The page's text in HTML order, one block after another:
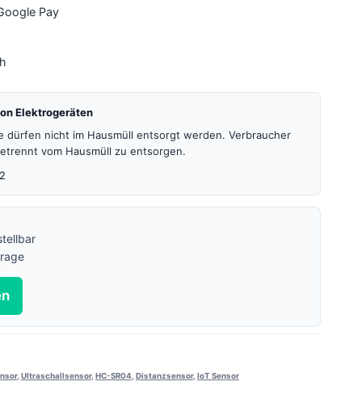
Pay
Elektrogeräten
dürfen nicht im Hausmüll entsorgt werden. Verbraucher
vom Hausmüll zu entsorgen.
, Ultraschallsensor, HC-SR04 Distanzsensor, IoT Sensor